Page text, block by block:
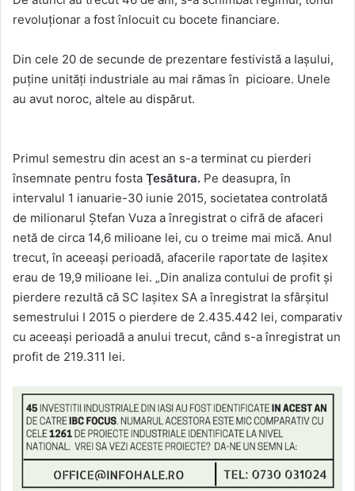
revoluţionar a fost înlocuit cu bocete financiare.
Din cele 20 de secunde de prezentare festivistă a Iaşului,
puţine unităţi industriale au mai rămas în picioare. Unele
au avut noroc, altele au dispărut.
Primul semestru din acest an s-a terminat cu pierderi
însemnate pentru fosta Ţesătura. Pe deasupra, în
intervalul 1 ianuarie-30 iunie 2015, societatea controlată
de milionarul Ştefan Vuza a înregistrat o cifră de afaceri
netă de circa 14,6 milioane lei, cu o treime mai mică. Anul
trecut, în aceeaşi perioadă, afacerile raportate de Iaşitex
erau de 19,9 milioane lei. „Din analiza contului de profit şi
pierdere rezultă că SC Iaşitex SA a înregistrat la sfârşitul
semestrului I 2015 o pierdere de 2.435.442 lei, comparativ
cu aceeaşi perioadă a anului trecut, când s-a înregistrat un
profit de 219.311 lei.